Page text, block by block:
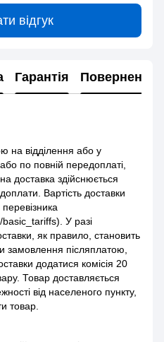
відгук
Гарантія Повернення
на відділення або у
по повній передоплаті,
доставка здійснюється
Вартість доставки
У разі
як правило, становить
замовлення післяплатою,
додатися комісія 20
Товар доставляється
від населеного пункту,
товар.